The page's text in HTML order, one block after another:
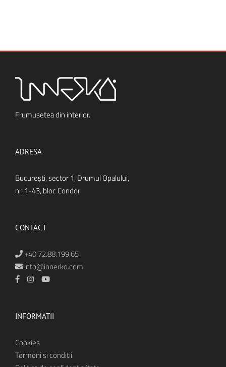
Frumusetea din interior.
ADRESA
Bucureşti, sector 1, Drumul Opalului,
nr. 1-43, bloc Condor
CONTACT
+40 72.88.199.65
info@innerko.com
INFORMATII
Cookies
Termeni si conditii